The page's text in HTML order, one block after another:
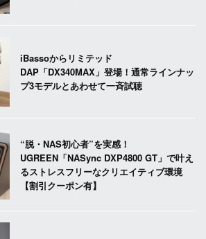
iBassoからリミテッド
DAP「DX340MAX」登場！通常ラインナッ
プ3モデルとあわせて一斉試聴
“脱・NAS初心者”を実感！
UGREEN「NASync DXP4800 GT」で叶え
るストレスフリーなクリエイティブ環境
【割引クーポン有】